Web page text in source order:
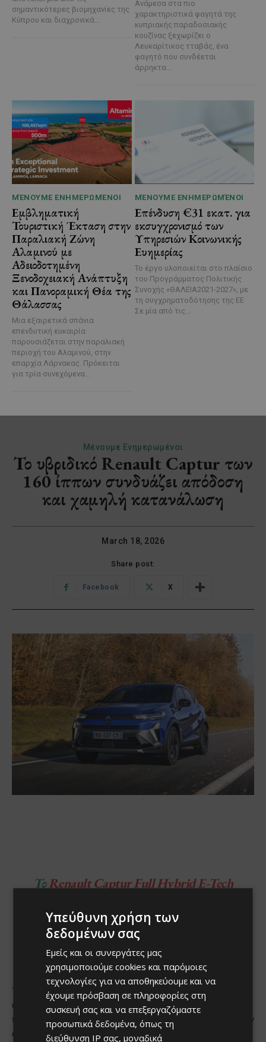
σημαντικότερες βιομηχανίες της
Κύπρου και διαχρονικά...
Ανάμεσα στα πιο
χαρακτηριστικά φαγητά της
κυπριακής παραδοσιακής
κουζίνας ξεχωρίζει ο
Λευκαρίτικος τταβάς, ένα
φαγητό που συνδέεται
άρρηκτα...
ΜΈΝΟΥΜΕ ΕΝΗΜΕΡΩΜΈΝΟΙ
Εμβληματική
Τουριστική Έκταση στην
Παραλιακή Ζώνη
Αλαμινού με
Αδειοδοτημένη
Ξενοδοχειακή Ανάπτυξη
και Πανοραμική Θέα της
Θάλασσας
Μια εξαιρετικά σπάνια
επενδυτική ευκαιρία
παρουσιάζεται στην παραλιακή
περιοχή του Αλαμινού, στην
επαρχία Λάρνακας. Πρόκειται
για τρία συνεχόμενα...
ΜΈΝΟΥΜΕ ΕΝΗΜΕΡΩΜΈΝΟΙ
Επένδυση €31 εκατ. για
εκσυγχρονισμό των
Υπηρεσιών Κοινωνικής
Ευημερίας
Το έργο υλοποιείται στο πλαίσιο
του Προγράμματος Πολιτικής
Συνοχής «ΘΑΛΕΙΑ2021-2027», με
τη συγχρηματοδότησης της ΕΕ
Σε μία από τις...
Υπεύθυνη χρήση των
δεδομένων σας
Εμείς και οι συνεργάτες μας
χρησιμοποιούμε cookies και παρόμοιες
τεχνολογίες για να αποθηκεύουμε και να
έχουμε πρόσβαση σε πληροφορίες στη
συσκευή σας και να επεξεργαζόμαστε
προσωπικά δεδομένα, όπως τη
διεύθυνση IP σας, μοναδικά